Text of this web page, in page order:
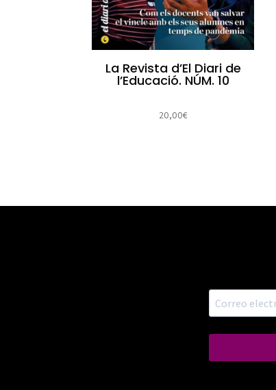
La Revista d’El Diari de
l’Educació. NÚM. 10
20,00€